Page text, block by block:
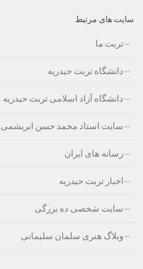
سایت های مرتبط
تربت ما
دانشگاه تربت حیدریه
دانشگاه آزاد اسلامی تربت حیدریه
سایت استاد محمد حسن ابریشمی
رسانه های ایران
اخبار تربت حیدریه
سایت شخصی ده بزرگی
وبلاگ هنری سلمان سلیمانی